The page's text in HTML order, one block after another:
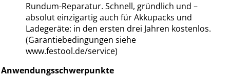
Rundum-Reparatur. Schnell, gründlich und –
absolut einzigartig auch für Akkupacks und
Ladegeräte: in den ersten drei Jahren kostenlos.
(Garantiebedingungen siehe
www.festool.de/service)
Anwendungsschwerpunkte